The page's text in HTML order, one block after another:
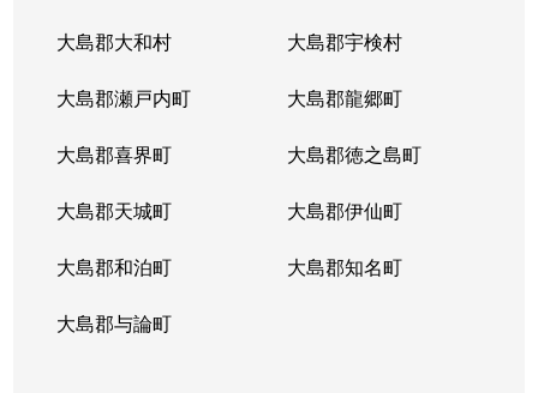
大島郡大和村 大島郡宇検村
大島郡瀬戸内町 大島郡龍郷町
大島郡喜界町 大島郡徳之島町
大島郡天城町 大島郡伊仙町
大島郡和泊町 大島郡知名町
大島郡与論町